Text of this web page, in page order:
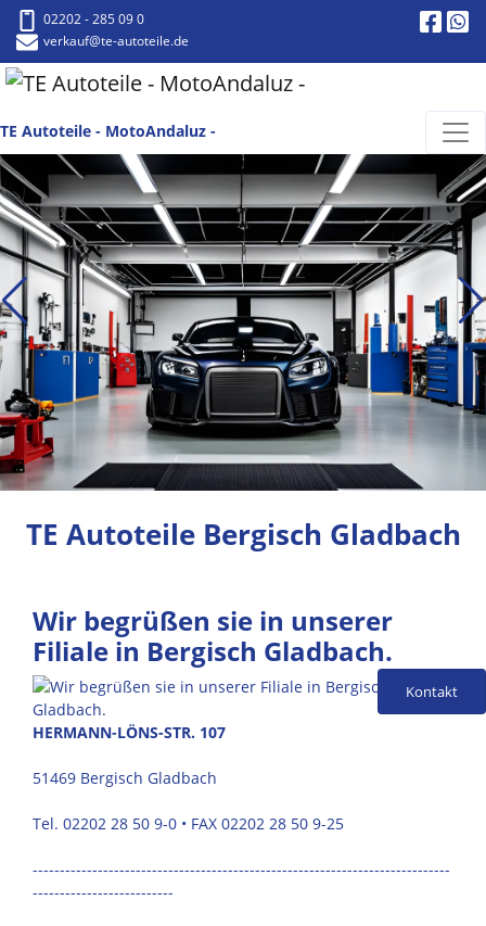
02202 - 285 09 0
verkauf@te-autoteile.de
TE Autoteile - MotoAndaluz -
TE Autoteile Bergisch Gladbach
Wir begrüßen sie in unserer
Filiale in Bergisch Gladbach.
HERMANN-LÖNS-STR. 107
51469 Bergisch Gladbach
Tel. 02202 28 50 9-0 • FAX 02202 28 50 9-25
-----------------------------------------------------------------------------
--------------------------
Kontakt